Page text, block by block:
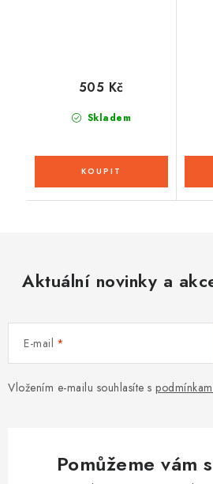
Skladem
505 Kč
Aktuální novinky a
E-mail
Vložením e-mailu souhlasíte s
Pomůžeme vám